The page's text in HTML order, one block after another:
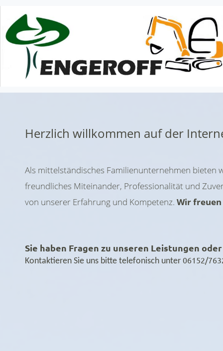
Herzlich willkommen auf der
Als mittelständisches Familienunternehmen
freundliches Miteinander, Professionalität und
von unserer Erfahrung und Kompetenz. Wir freuen
Sie haben Fragen zu unseren Leistungen
Kontaktieren Sie uns bitte telefonisch unter 06152/